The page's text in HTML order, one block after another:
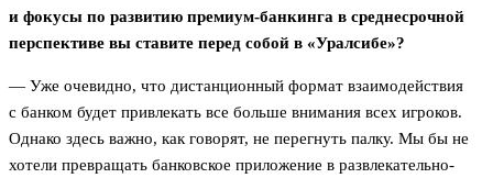
и фокусы по развитию премиум-банкинга в среднесрочной
перспективе вы ставите перед собой в «Уралсибе»?
— Уже очевидно, что дистанционный формат взаимодействия
с банком будет привлекать все больше внимания всех игроков.
Однако здесь важно, как говорят, не перегнуть палку. Мы бы не
хотели превращать банковское приложение в развлекательно-